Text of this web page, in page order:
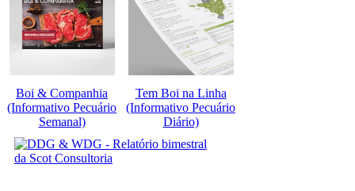
Boi & Companhia
(Informativo Pecuário
Semanal)
Tem Boi na Linha
(Informativo Pecuário
Diário)